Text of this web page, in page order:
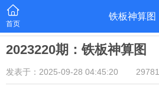
首页
铁板神算图
2023220期：铁板神算图
发表于：2025-09-28 04:45:20